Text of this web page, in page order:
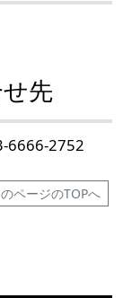
先
6666-2752
ページのTOPへ